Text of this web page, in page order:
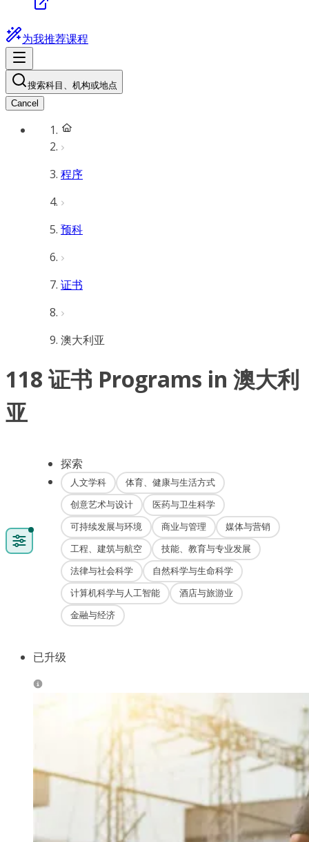
为我推荐课程
搜索科目、机构或地点
Cancel
程序
预科
证书
澳大利亚
118 证书 Programs in 澳大利
亚
探索
人文学科
体育、健康与生活方式
创意艺术与设计
医药与卫生科学
可持续发展与环境
商业与管理
媒体与营销
工程、建筑与航空
技能、教育与专业发展
法律与社会科学
自然科学与生命科学
计算机科学与人工智能
酒店与旅游业
金融与经济
已升级